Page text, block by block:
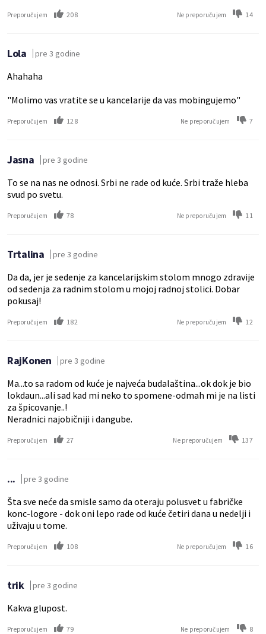
Preporučujem 208 Ne preporučujem 14
Lola pre 3 godine
Ahahaha
"Molimo vas vratite se u kancelarije da vas mobingujemo"
Preporučujem 128 Ne preporučujem 7
Jasna pre 3 godine
To se na nas ne odnosi. Srbi ne rade od kuće. Srbi traže hleba
svud po svetu.
Preporučujem 78 Ne preporučujem 11
Trtalina pre 3 godine
Da da, jer je sedenje za kancelarijskim stolom mnogo zdravije
od sedenja za radnim stolom u mojoj radnoj stolici. Dobar
pokusaj!
Preporučujem 182 Ne preporučujem 12
RajKonen pre 3 godine
Ma...to sa radom od kuće je najveća budalaština...ok dok je bio
lokdaun...ali sad kad mi neko to spomene-odmah mi je na listi
za špicovanje..!
Neradnici najobičniji i dangube.
Preporučujem 27 Ne preporučujem 137
... pre 3 godine
Šta sve neće da smisle samo da oteraju polusvet u fabričke
konc-logore - dok oni lepo rade od kuće četiri dana u nedelji i
uživaju u tome.
Preporučujem 108 Ne preporučujem 16
trik pre 3 godine
Kakva glupost.
Preporučujem 79 Ne preporučujem 8